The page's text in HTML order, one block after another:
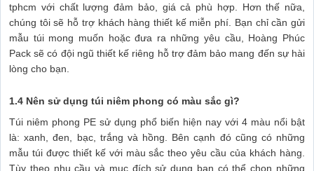
tphcm với chất lượng đảm bảo, giá cả phù hợp. Hơn thế nữa,
chúng tôi sẽ hỗ trợ khách hàng thiết kế miễn phí. Bạn chỉ cần gửi
mẫu túi mong muốn hoặc đưa ra những yêu cầu, Hoàng Phúc
Pack sẽ có đội ngũ thiết kế riêng hỗ trợ đảm bảo mang đến sự hài
lòng cho bạn.
1.4 Nên sử dụng túi niêm phong có màu sắc gì?
Túi niêm phong PE sử dụng phổ biến hiện nay với 4 màu nổi bật
là: xanh, đen, bạc, trắng và hồng. Bên cạnh đó cũng có những
mẫu túi được thiết kế với màu sắc theo yêu cầu của khách hàng.
Tùy theo nhu cầu và mục đích sử dụng bạn có thể chọn những